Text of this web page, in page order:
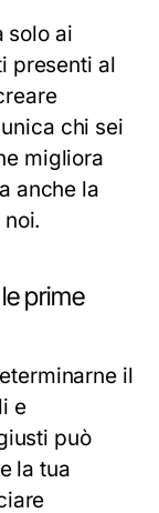
solo ai
presenti al
chi sei
migliora
anche la
prime
il
e
può
la tua